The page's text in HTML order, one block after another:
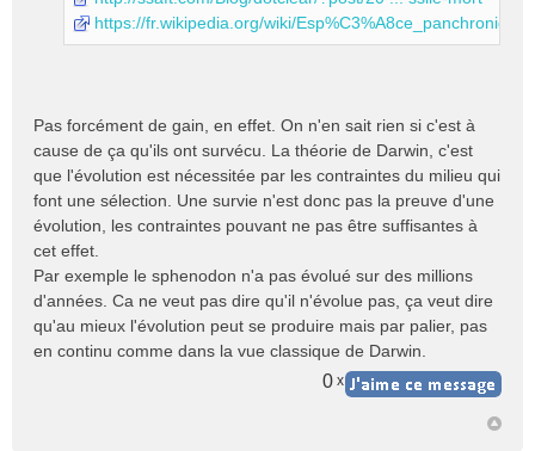
https://fr.wikipedia.org/wiki/Esp%C3%A8ce_panchronique
Pas forcément de gain, en effet. On n'en sait rien si c'est à
cause de ça qu'ils ont survécu. La théorie de Darwin, c'est
que l'évolution est nécessitée par les contraintes du milieu qui
font une sélection. Une survie n'est donc pas la preuve d'une
évolution, les contraintes pouvant ne pas être suffisantes à
cet effet.
Par exemple le sphenodon n'a pas évolué sur des millions
d'années. Ca ne veut pas dire qu'il n'évolue pas, ça veut dire
qu'au mieux l'évolution peut se produire mais par palier, pas
en continu comme dans la vue classique de Darwin.
0 x